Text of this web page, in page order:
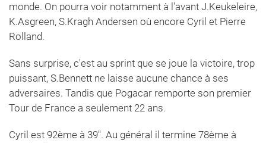
monde. On pourra voir notamment à l'avant J.Keukeleire,
K.Asgreen, S.Kragh Andersen où encore Cyril et Pierre
Rolland.
Sans surprise, c'est au sprint que se joue la victoire, trop
puissant, S.Bennett ne laisse aucune chance à ses
adversaires. Tandis que Pogacar remporte son premier
Tour de France a seulement 22 ans.
Cyril est 92ème à 39''. Au général il termine 78ème à